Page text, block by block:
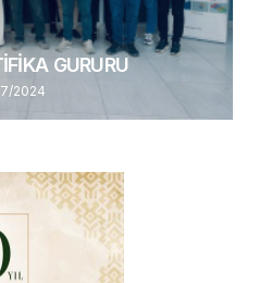
GURURU
2024